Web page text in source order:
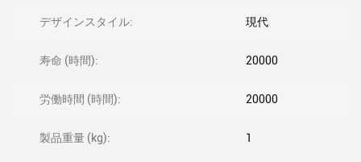
デザインスタイル: 現代
寿命 (時間): 20000
労働時間 (時間): 20000
製品重量 (kg): 1